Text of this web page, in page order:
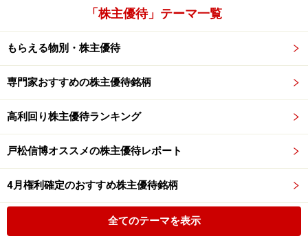
「株主優待」テーマ一覧
もらえる物別・株主優待
専門家おすすめの株主優待銘柄
高利回り株主優待ランキング
戸松信博オススメの株主優待レポート
4月権利確定のおすすめ株主優待銘柄
全てのテーマを表示